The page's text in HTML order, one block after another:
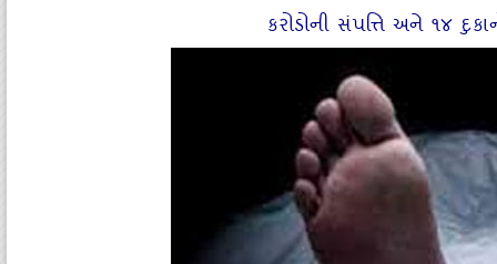
કરોડોની સંપત્તિ અને ૧૪